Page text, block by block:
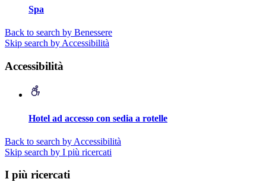
Spa
Back to search by Benessere
Skip search by Accessibilità
Accessibilità
Hotel ad accesso con sedia a rotelle
Back to search by Accessibilità
Skip search by I più ricercati
I più ricercati